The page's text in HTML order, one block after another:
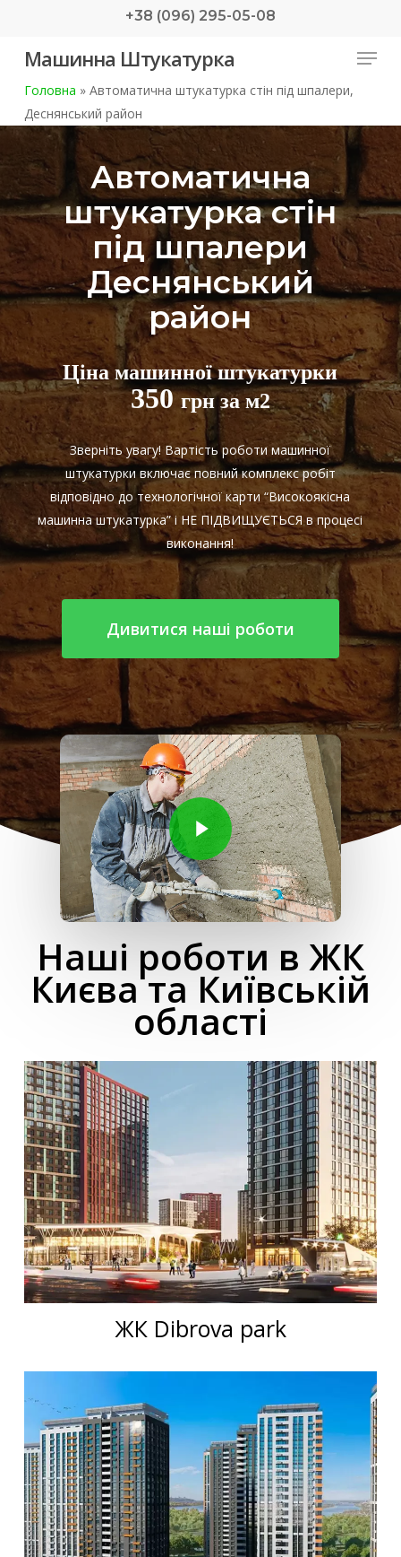
main
+38 (096) 295-05-08
Машинна Штукатурка Menu
Головна »Автоматична штукатурка стін під шпалери,
Деснянський район
Автоматична
штукатурка стін
під шпалери
Деснянський
район
Ціна машинної штукатурки
350грн за м2
Зверніть увагу! Вартість роботи машинної
штукатурки включає повний комплекс робіт
відповідно до технологічної карти “Високоякісна
машинна штукатурка” і НЕ ПІДВИЩУЄТЬСЯ в процесі
виконання!
Дивитися наші роботи
Play Video
Play Video
Наші роботи в ЖК
Києва та Київській
області
ЖК Dibrova park